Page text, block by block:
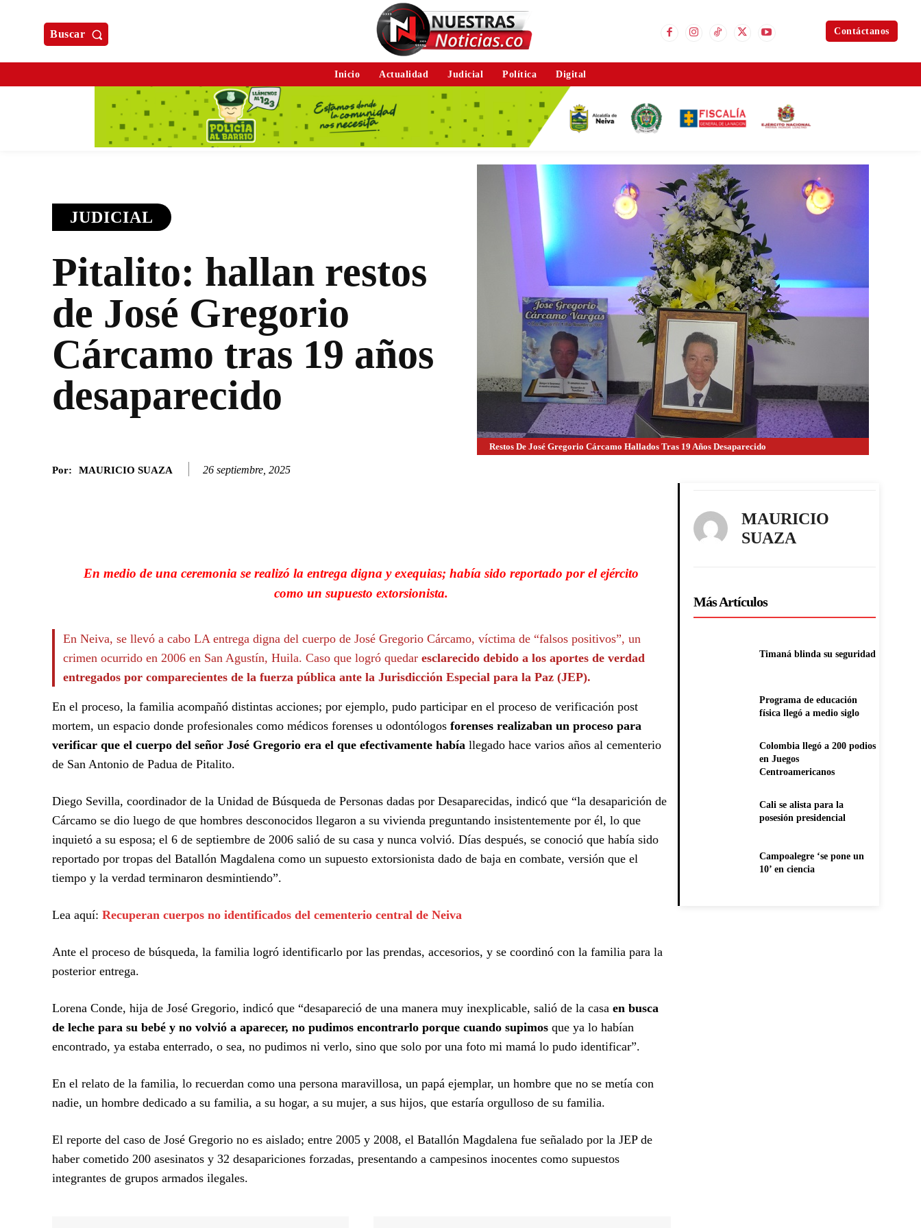
Buscar Contáctanos
Inicio Actualidad Judicial Política Digital
JUDICIAL
Pitalito: hallan restos
de José Gregorio
Cárcamo tras 19 años
desaparecido
Restos De José Gregorio Cárcamo Hallados Tras 19 Años Desaparecido
Por: MAURICIO SUAZA 26 septiembre, 2025
En medio de una ceremonia se realizó la entrega digna y exequias; había sido reportado por el ejército
como un supuesto extorsionista.
En Neiva, se llevó a cabo LA entrega digna del cuerpo de José Gregorio Cárcamo, víctima de “falsos positivos”, un
crimen ocurrido en 2006 en San Agustín, Huila. Caso que logró quedar esclarecido debido a los aportes de verdad
entregados por comparecientes de la fuerza pública ante la Jurisdicción Especial para la Paz (JEP).
En el proceso, la familia acompañó distintas acciones; por ejemplo, pudo participar en el proceso de verificación post
mortem, un espacio donde profesionales como médicos forenses u odontólogos forenses realizaban un proceso para
verificar que el cuerpo del señor José Gregorio era el que efectivamente había llegado hace varios años al cementerio
de San Antonio de Padua de Pitalito.
Diego Sevilla, coordinador de la Unidad de Búsqueda de Personas dadas por Desaparecidas, indicó que “la desaparición de
Cárcamo se dio luego de que hombres desconocidos llegaron a su vivienda preguntando insistentemente por él, lo que
inquietó a su esposa; el 6 de septiembre de 2006 salió de su casa y nunca volvió. Días después, se conoció que había sido
reportado por tropas del Batallón Magdalena como un supuesto extorsionista dado de baja en combate, versión que el
tiempo y la verdad terminaron desmintiendo”.
Lea aquí: Recuperan cuerpos no identificados del cementerio central de Neiva
Ante el proceso de búsqueda, la familia logró identificarlo por las prendas, accesorios, y se coordinó con la familia para la
posterior entrega.
Lorena Conde, hija de José Gregorio, indicó que “desapareció de una manera muy inexplicable, salió de la casa en busca
de leche para su bebé y no volvió a aparecer, no pudimos encontrarlo porque cuando supimos que ya lo habían
encontrado, ya estaba enterrado, o sea, no pudimos ni verlo, sino que solo por una foto mi mamá lo pudo identificar”.
En el relato de la familia, lo recuerdan como una persona maravillosa, un papá ejemplar, un hombre que no se metía con
nadie, un hombre dedicado a su familia, a su hogar, a su mujer, a sus hijos, que estaría orgulloso de su familia.
El reporte del caso de José Gregorio no es aislado; entre 2005 y 2008, el Batallón Magdalena fue señalado por la JEP de
haber cometido 200 asesinatos y 32 desapariciones forzadas, presentando a campesinos inocentes como supuestos
integrantes de grupos armados ilegales.
MAURICIO
SUAZA
Más Artículos
Timaná blinda su seguridad
Programa de educación
física llegó a medio siglo
Colombia llegó a 200 podios
en Juegos
Centroamericanos
Cali se alista para la
posesión presidencial
Campoalegre ‘se pone un
10’ en ciencia